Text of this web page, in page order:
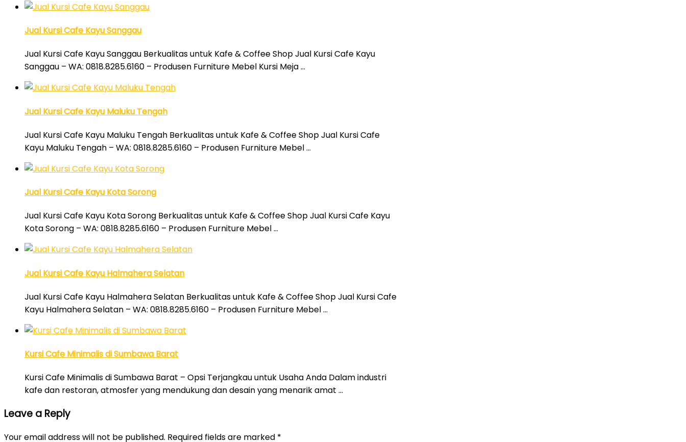
Jual Kursi Cafe Kayu Sanggau
Jual Kursi Cafe Kayu Sanggau Berkualitas untuk Kafe & Coffee Shop Jual Kursi Cafe Kayu
Sanggau – WA: 0818.8285.6160 – Produsen Furniture Mebel Kursi Meja …
Jual Kursi Cafe Kayu Maluku Tengah
Jual Kursi Cafe Kayu Maluku Tengah Berkualitas untuk Kafe & Coffee Shop Jual Kursi Cafe
Kayu Maluku Tengah – WA: 0818.8285.6160 – Produsen Furniture Mebel …
Jual Kursi Cafe Kayu Kota Sorong
Jual Kursi Cafe Kayu Kota Sorong Berkualitas untuk Kafe & Coffee Shop Jual Kursi Cafe Kayu
Kota Sorong – WA: 0818.8285.6160 – Produsen Furniture Mebel …
Jual Kursi Cafe Kayu Halmahera Selatan
Jual Kursi Cafe Kayu Halmahera Selatan Berkualitas untuk Kafe & Coffee Shop Jual Kursi Cafe
Kayu Halmahera Selatan – WA: 0818.8285.6160 – Produsen Furniture Mebel …
Kursi Cafe Minimalis di Sumbawa Barat
Kursi Cafe Minimalis di Sumbawa Barat – Opsi Terjangkau untuk Usaha Anda Dalam industri
kafe dan restoran, atmosfer yang mendukung dan desain yang menarik amat …
Leave a Reply
Your email address will not be published. Required fields are marked *